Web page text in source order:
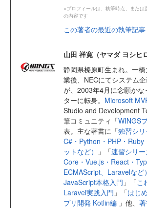
※プロフィールは、執筆時点、または
の内容です
この著者の最近の執筆記事
山田 祥寛（ヤマダ ヨシヒ
静岡県榛原町生まれ。一
業後、NECにてシステム
が、2003年4月に念願かな
ターに転身。 Microsoft
Studio and Development
筆コミュニティ「WINGS
表。主な著書に「独習シリ
C#・Python・PHP・Ruby
ットなど）
」「速習シリ
Core・Vue.js・React・
ECMAScript、Laravelなど）
JavaScript本格入門 」「こ
Laravel実践入門 」「はじ
プリ開発 Kotlin編 」他、